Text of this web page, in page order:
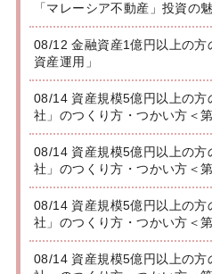
「マレーシア不動産」投資の
08/12 金融資産1億円以上の方
資産運用」
08/14 資産規模5億円以上の方
社」のつくり方・つかい方＜
08/14 資産規模5億円以上の方
社」のつくり方・つかい方＜
08/14 資産規模5億円以上の方
社」のつくり方・つかい方＜
08/14 資産規模5億円以上の方